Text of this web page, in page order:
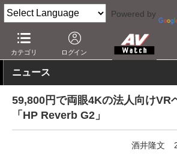
Powered by
カテゴリ ログイン
AV Watch 製品 HMD/スマートグラス
ニュース
59,800円で両眼4Kの法人向けVR
「HP Reverb G2」
酒井隆文